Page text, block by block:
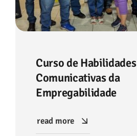
Curso de Habilidades
Comunicativas da
Empregabilidade
read more